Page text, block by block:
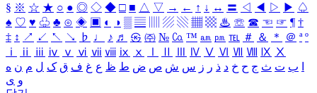
§ ※ ☆ ★ ○ ● ◎ ◇ ◆ □ ■ △ ▽ → ← ↑ ↓ ↔ 〓 ◁ ◀ ▷ ▶ ♤
♠ ♡ ♥ ♧ ♣ ⊙ ◈ ▣ ◐ ◑ ▒ ▤ ▨ ▧ ▦ ▩ ♨ ☏ ☎ ☜ ☞ ¶ †
‡ ↕ ↗ ↙ ↖ ↘ ♭ ♩ ♪ ♬ ㉿ ㈜ № ㏇ ™ ㏂ ㏘ ℡ ＃ ＆ ＊ ＠ ª º
ⅰ
ⅱ ⅲ ⅳ ⅴ ⅵ ⅶ ⅷ ⅸ ⅹ Ⅳ Ⅴ Ⅵ Ⅶ Ⅷ Ⅸ Ⅹ
ب ت ث ج ح خ د ذ ر ز س ش ص ض ط ظ ع غ ف ق ک ل م ن ه
و ی